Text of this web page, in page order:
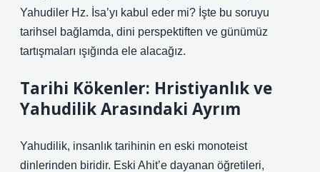
Yahudiler Hz. İsa’yı kabul eder mi? İşte bu soruyu
tarihsel bağlamda, dini perspektiften ve günümüz
tartışmaları ışığında ele alacağız.
Tarihi Kökenler: Hristiyanlık ve
Yahudilik Arasındaki Ayrım
Yahudilik, insanlık tarihinin en eski monoteist
dinlerinden biridir. Eski Ahit’e dayanan öğretileri,